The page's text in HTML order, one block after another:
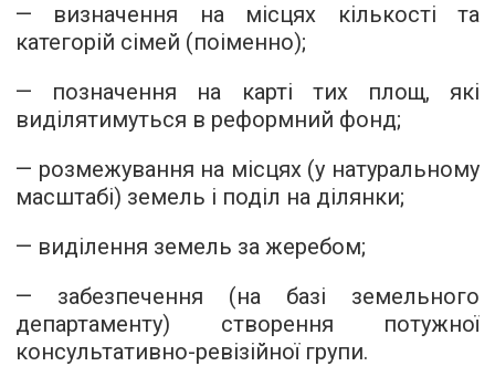
— визначення на місцях кількості та
категорій сімей (поіменно);
— позначення на карті тих площ, які
виділятимуться в реформний фонд;
— розмежування на місцях (у натуральному
масштабі) земель і поділ на ділянки;
— виділення земель за жеребом;
— забезпечення (на базі земельного
департаменту) створення потужної
консультативно-ревізійної групи.